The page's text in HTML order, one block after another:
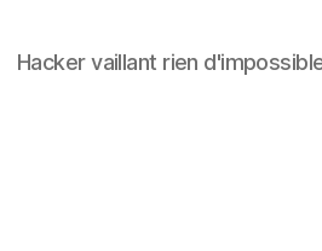
Hacker vaillant rien